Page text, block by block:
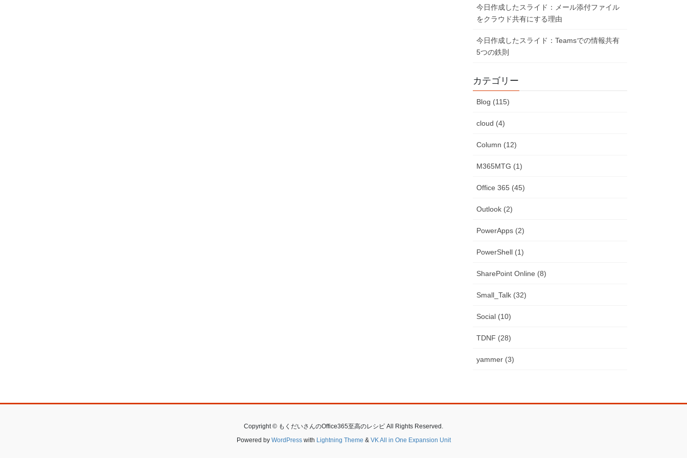
今日作成したスライド：メール添付ファイル
をクラウド共有にする理由
今日作成したスライド：Teamsでの情報共有
5つの鉄則
カテゴリー
Blog (115)
cloud (4)
Column (12)
M365MTG (1)
Office 365 (45)
Outlook (2)
PowerApps (2)
PowerShell (1)
SharePoint Online (8)
Small_Talk (32)
Social (10)
TDNF (28)
yammer (3)
Copyright © もくだいさんのOffice365至高のレシピ All Rights Reserved.
Powered by WordPresswith Lightning Theme & VK All in One Expansion Unit